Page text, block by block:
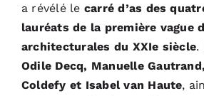
a révélé le carré d’as des
lauréats de la première vague
architecturales du XXIe siècle.
Odile Decq, Manuelle
Coldefy et Isabel van Haute,
CONTACT